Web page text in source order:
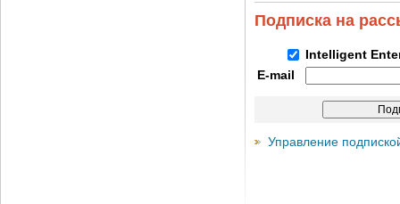
Подписка на
Intelligent
E-mail
Управление